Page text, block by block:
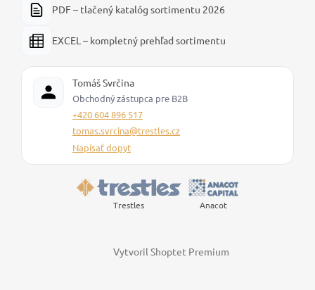
PDF – tlačený katalóg sortimentu 2026
EXCEL – kompletný prehľad sortimentu
Tomáš Svrčina
Obchodný zástupca pre B2B
+420 604 896 517
tomas.svrcina@trestles.cz
Napísať dopyt
Trestles Anacot
Vytvoril Shoptet Premium